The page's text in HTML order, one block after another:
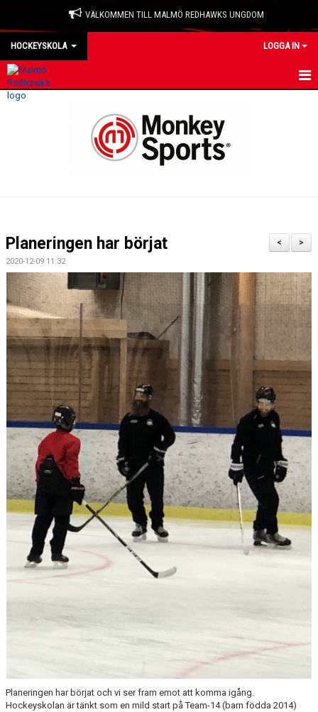
VÄLKOMMEN TILL MALMÖ REDHAWKS UNGDOM
HOCKEYSKOLA LOGGA IN
HEM
BILDGALLERI
KONTAKT
>
<
Planeringen har börjat
2020-12-09 11:32
Planeringen har börjat och vi ser fram emot att komma igång.
Hockeyskolan är tänkt som en mild start på Team-14 (barn födda 2014)